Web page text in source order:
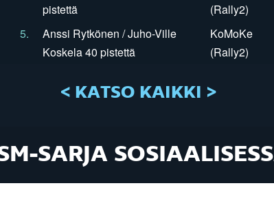
pistettä
(Rally2)
5.
Anssi Rytkönen / Juho-Ville
Koskela 40 pistettä
KoMoKe
(Rally2)
< KATSO KAIKKI >
SARJA